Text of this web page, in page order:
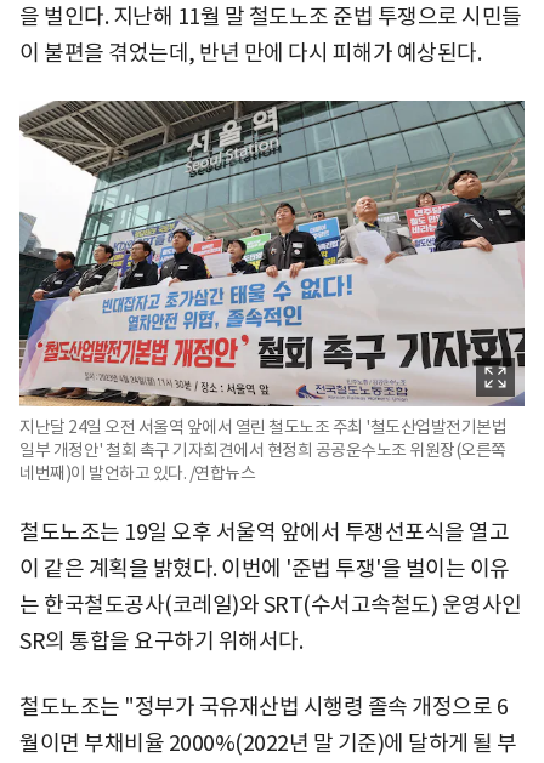
을 벌인다. 지난해 11월 말 철도노조 준법 투쟁으로 시민들
이 불편을 겪었는데, 반년 만에 다시 피해가 예상된다.
지난달 24일 오전 서울역 앞에서 열린 철도노조 주최 '철도산업발전기본법
일부 개정안' 철회 촉구 기자회견에서 현정희 공공운수노조 위원장(오른쪽
네번째)이 발언하고 있다. /연합뉴스
철도노조는 19일 오후 서울역 앞에서 투쟁선포식을 열고
이 같은 계획을 밝혔다. 이번에 '준법 투쟁'을 벌이는 이유
는 한국철도공사(코레일)와 SRT(수서고속철도) 운영사인
SR의 통합을 요구하기 위해서다.
철도노조는 "정부가 국유재산법 시행령 졸속 개정으로 6
월이면 부채비율 2000%(2022년 말 기준)에 달하게 될 부